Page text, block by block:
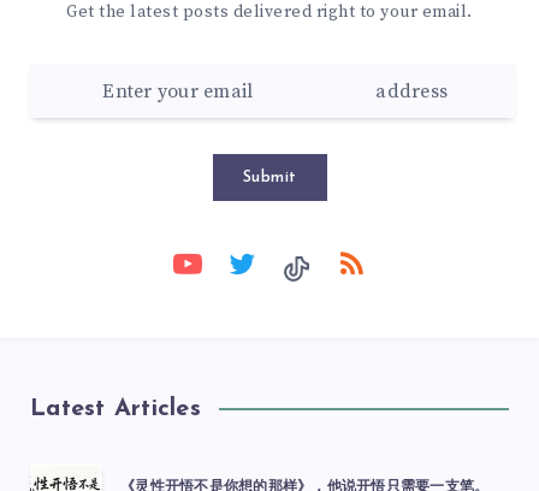
Get the latest posts delivered right to your email.
Submit
Latest Articles
《灵性开悟不是你想的那样》，他说开悟只需要一支笔。